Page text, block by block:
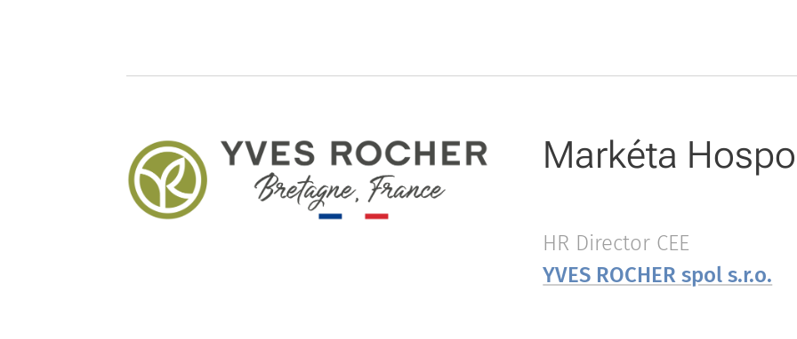
Markéta
HR Director CEE
YVES ROCHER spol s.r.o.